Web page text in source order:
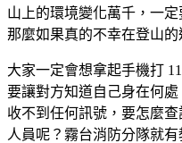
山上的環境變化萬千，一
那麼如果真的不幸在登山
大家一定會想拿起手機打
要讓對方知道自己身在何
收不到任何訊號，要怎麼
人員呢？霧台消防分隊就